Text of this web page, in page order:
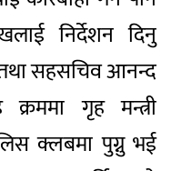
निर्देशन दिनु
तथा सहसचिव आनन्द
गृह मन्त्री
क्लबमा पुग्नु भई